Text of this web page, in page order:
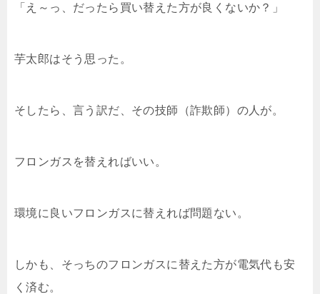
「え～っ、だったら買い替えた方が良くないか？」
芋太郎はそう思った。
そしたら、言う訳だ、その技師（詐欺師）の人が。
フロンガスを替えればいい。
環境に良いフロンガスに替えれば問題ない。
しかも、そっちのフロンガスに替えた方が電気代も安
く済む。